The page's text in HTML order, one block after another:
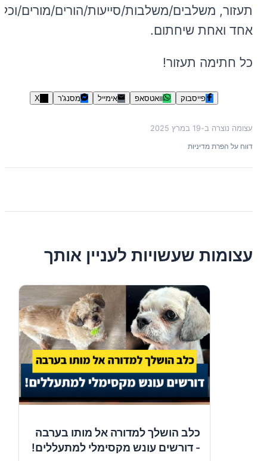
תעזור, משלבים/משלבות/סייעות/הורים/מורים/וכל
אחד ואחת שיחתום.
כל חתימה תעזור!
פייסבוק וואטסאפ אימייל מסנג'ר X
עצומה נוצרה ב-19 במרץ 2025
דווח על הפרת מדיניות
עצומות שעשויות לעניין אותך
כלב הושלך למדורה אל מותו בערבה
- דורשים עונש מקסימלי למתעללים!